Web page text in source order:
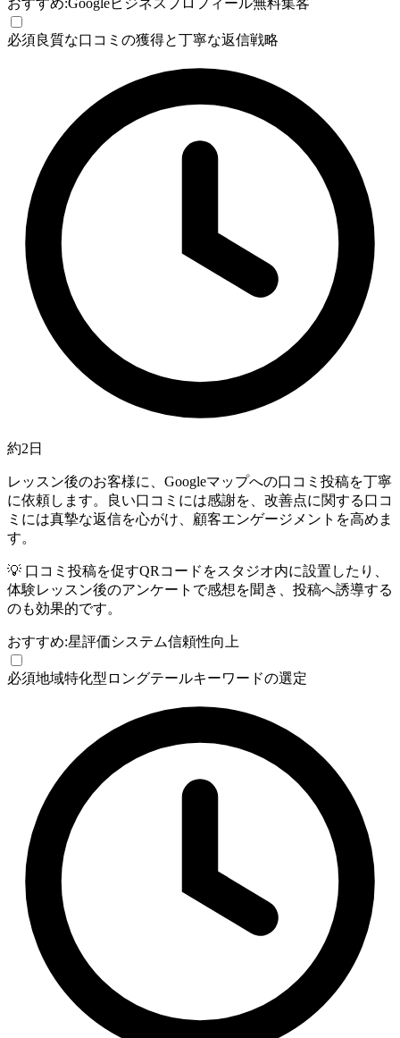
おすすめ:Googleビジネスプロフィール無料集客
必須良質な口コミの獲得と丁寧な返信戦略
約2日
レッスン後のお客様に、Googleマップへの口コミ投稿を丁寧
に依頼します。良い口コミには感謝を、改善点に関する口コ
ミには真摯な返信を心がけ、顧客エンゲージメントを高めま
す。
💡 口コミ投稿を促すQRコードをスタジオ内に設置したり、
体験レッスン後のアンケートで感想を聞き、投稿へ誘導する
のも効果的です。
おすすめ:星評価システム信頼性向上
必須地域特化型ロングテールキーワードの選定